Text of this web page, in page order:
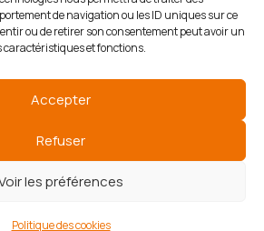
de navigation ou les ID uniques sur ce
ou de retirer son consentement peut avoir un
et fonctions.
Accepter
Refuser
les préférences
Politique des cookies
Mentions légales
Politique des cookies